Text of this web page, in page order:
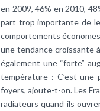
en 2009, 46% en 2010,
part trop importante de
comportements
une tendance croissante
également une “forte”
température : C’est une
foyers, ajoute-t-on. Les
radiateurs quand ils